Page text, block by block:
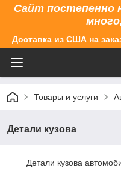
Сайт постепенно
Доставка из США на
Товары и услуги
Детали кузова
Детали кузова